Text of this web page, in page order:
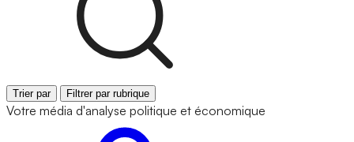
Trier par Filtrer par rubrique
Votre média d'analyse politique et économique